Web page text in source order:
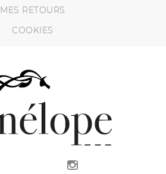
MES RETOURS
COOKIES